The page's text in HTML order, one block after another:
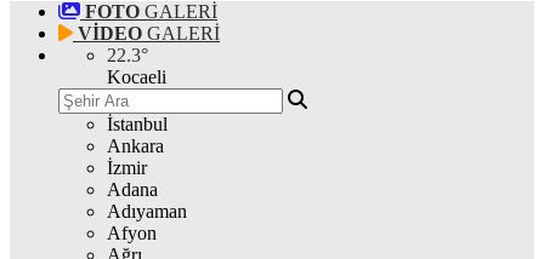
FOTO GALERİ
VİDEO GALERİ
22.3°
Kocaeli
İstanbul
Ankara
İzmir
Adana
Adıyaman
Afyon
Ağrı